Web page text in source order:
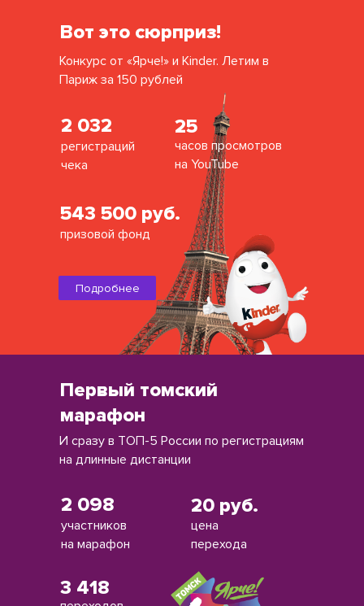
Вот это сюрприз!
Конкурс от «Ярче!» и Kinder. Летим в
Париж за 150 рублей
регистраций
чека
2 032 25
призовой фонд
часов просмотров
на YouTube
Подробнее
543 500 руб.
Первый томский
марафон
И сразу в ТОП-5 России по регистрациям
на длинные дистанции
участников
на марафон
2 098 20 руб.
3 418
цена
перехода